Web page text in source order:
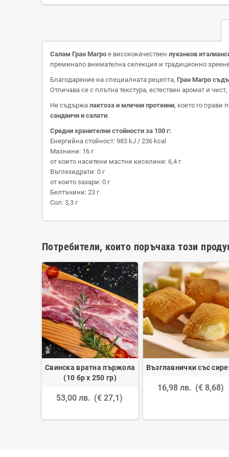
Салам Гран Магро е висококачествен луканков
преминало внимателна селекция и традиционно
Благодарение на специалната рецепта, Гран Магро
Отличава се с плътна текстура, естествен аромат и
Не съдържа лактоза и млечни протеини, което го прави
сандвичи и салати.
Средни хранителни стойности за 100 г:
Енергийна стойност: 983 kJ / 236 kcal
Мазнини: 16 г
от които наситени мастни киселини: 6,4 г
Въглехидрати: 0 г
от които захари: 0 г
Белтъчини: 23 г
Сол: 3,3 г
Потребители, които поръчаха този
Свинска вратна пържола
(10 бр х 250 гр)
53,00 лв. (€ 27,1)
Възглавнички със
16,98 лв. (€ 8,68)